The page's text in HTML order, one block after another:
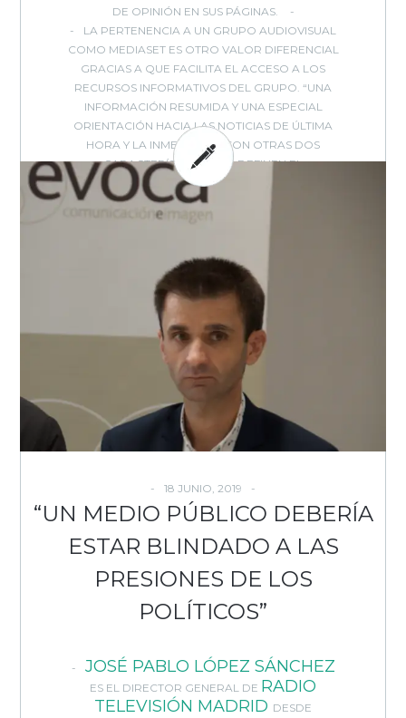
DE OPINIÓN EN SUS PÁGINAS.
LA PERTENENCIA A UN GRUPO AUDIOVISUAL
COMO MEDIASET ES OTRO VALOR DIFERENCIAL
GRACIAS A QUE FACILITA EL ACCESO A LOS
RECURSOS INFORMATIVOS DEL GRUPO. “UNA
INFORMACIÓN RESUMIDA Y UNA ESPECIAL
ORIENTACIÓN HACIA LAS NOTICIAS DE ÚLTIMA
HORA Y LA INMEDIATEZ” SON OTRAS DOS
CARACTERÍSTICAS QUE DEFINEN EL
POSICIONAMIENTO DE NIUS EN EL MUNDO DE LA
INFORMACIÓN DIGITAL.
MODELOS NEGOCIO,TRANSFORMACIÓN DIGITAL
COMMENTS
18 JUNIO, 2019
“UN MEDIO PÚBLICO DEBERÍA
ESTAR BLINDADO A LAS
PRESIONES DE LOS
POLÍTICOS”
JOSÉ PABLO LÓPEZ SÁNCHEZ
ES EL DIRECTOR GENERAL DE RADIO
TELEVISIÓN MADRID DESDE